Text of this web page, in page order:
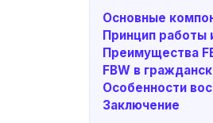
Основные
Принцип работы
Преимущества
FBW в
Особенности
Заключение